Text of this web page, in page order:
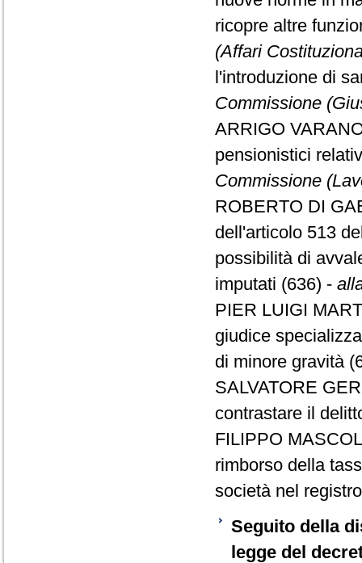
ricopre altre
(Affari
l'introduzione di
Commissione
ARRIGO
pensionistici
Commissione
ROBERTO DI
dell'articolo 513
possibilità di
imputati (636) -
PIER LUIGI
giudice
di minore gravità
SALVATORE
contrastare il
FILIPPO
rimborso della
società nel
Seguito della
legge del